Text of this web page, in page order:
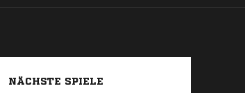
NÄCHSTE SPIELE